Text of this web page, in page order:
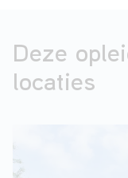
Deze
locaties